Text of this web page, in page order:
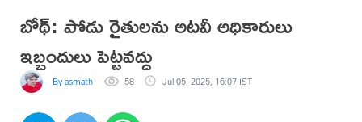
బోథ్: పోడు రైతులను అటవీ అధికారులు
ఇబ్బందులు పెట్టవద్దు
By asmath 58 Jul 05, 2025, 16:07 IST